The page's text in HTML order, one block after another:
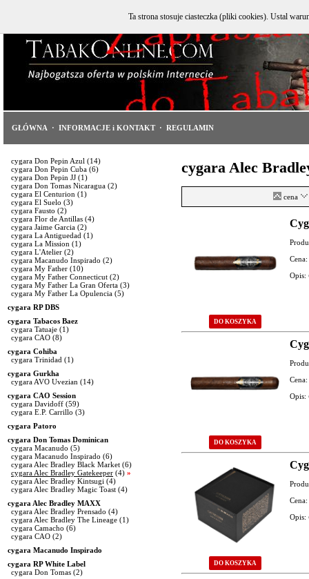
GŁÓWNA · INFORMACJE i KONTAKT · REGULAMIN
cygara Don Pepin Azul (14)
cygara Don Pepin Cuba (6)
cygara Don Pepin JJ (1)
cygara Don Tomas Nicaragua (2)
cygara El Centurion (1)
cygara El Suelo (3)
cygara Fausto (2)
cygara Flor de Antillas (4)
cygara Jaime Garcia (2)
cygara La Antiguedad (1)
cygara La Mission (1)
cygara L'Atelier (2)
cygara Macanudo Inspirado (2)
cygara My Father (10)
cygara My Father Connecticut (2)
cygara My Father La Gran Oferta (3)
cygara My Father La Opulencia (5)
cygara RP DBS
cygara Tabacos Baez
cygara Tatuaje (1)
cygara CAO (8)
cygara Cohiba
cygara Trinidad (1)
cygara Gurkha
cygara AVO Uvezian (14)
cygara CAO Session
cygara Davidoff (59)
cygara E.P. Carrillo (3)
cygara Patoro
cygara Don Tomas Dominican
cygara Macanudo (5)
cygara Macanudo Inspirado (6)
cygara Alec Bradley Black Market (6)
cygara Alec Bradley Gatekeeper (4) »
cygara Alec Bradley Kintsugi (4)
cygara Alec Bradley Magic Toast (4)
cygara Alec Bradley MAXX
cygara Alec Bradley Prensado (4)
cygara Alec Bradley The Lineage (1)
cygara Camacho (6)
cygara CAO (2)
cygara Macanudo Inspirado
cygara RP White Label
cygara Don Tomas (2)
cygara Alec
cena
DO KOSZYKA
Cena:
Opis:
DO KOSZYKA
Cena:
Opis:
DO KOSZYKA
Cena:
Opis:
Ta strona stosuje ciasteczka (pliki cookies). Ustal